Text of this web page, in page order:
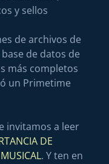
y sellos
de archivos de
de datos de
más completos
un Primetime
invitamos a leer
DE
. Y ten en